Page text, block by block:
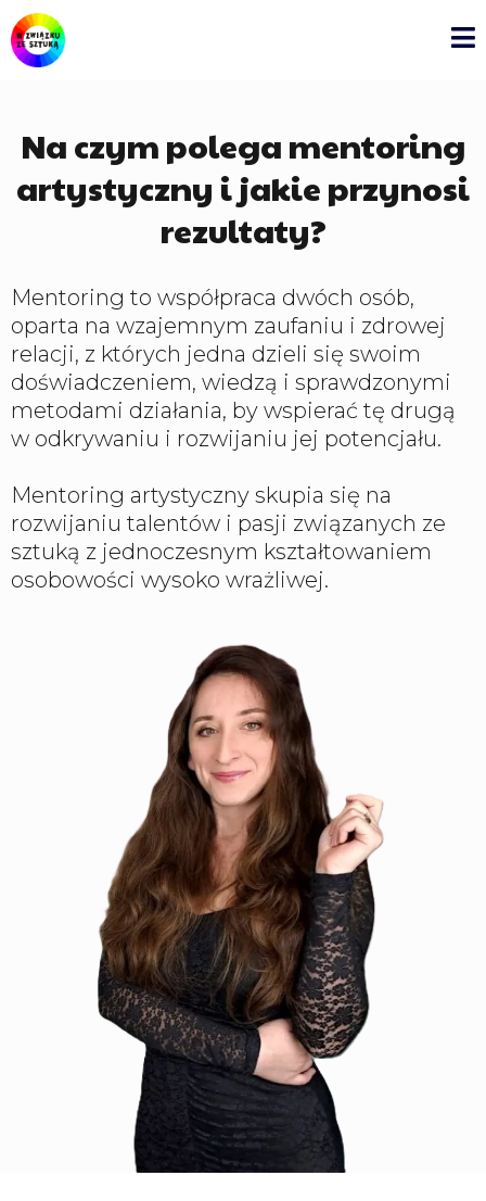
Na czym polega mentoring
artystyczny i jakie przynosi
rezultaty?
Mentoring to współpraca dwóch osób,
oparta na wzajemnym zaufaniu i zdrowej
relacji, z których jedna dzieli się swoim
doświadczeniem, wiedzą i sprawdzonymi
metodami działania, by wspierać tę drugą
w odkrywaniu i rozwijaniu jej potencjału.
Mentoring artystyczny skupia się na
rozwijaniu talentów i pasji związanych ze
sztuką z jednoczesnym kształtowaniem
osobowości wysoko wrażliwej.